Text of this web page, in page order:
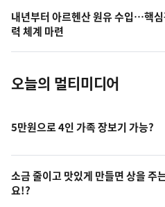
사
진
내년부터 아르헨산 원유 수입…핵
력 체계 마련
오늘의 멀티미디어
5만원으로 4인 가족 장보기 가능?
소금 줄이고 맛있게 만들면 상을 주
요!?